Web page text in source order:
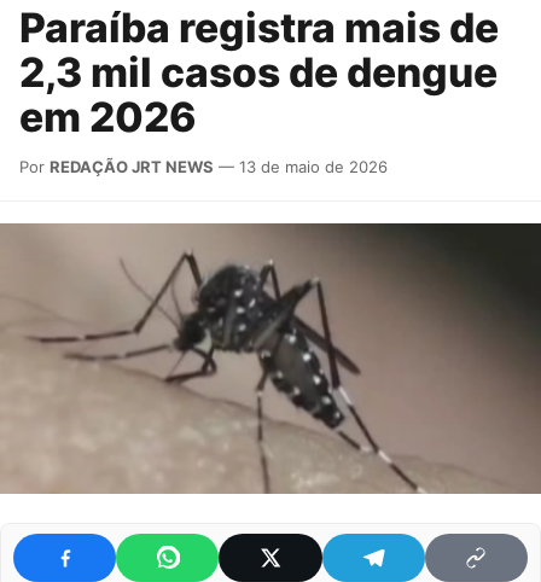
Paraíba registra mais de
2,3 mil casos de dengue
em 2026
Por REDAÇÃO JRT NEWS — 13 de maio de 2026